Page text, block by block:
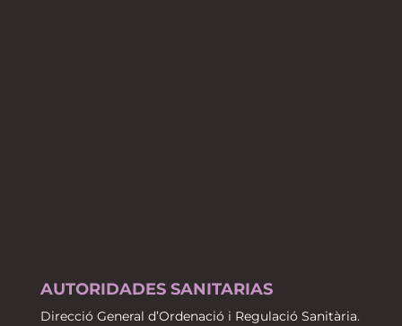
AUTORIDADES SANITARIAS
Direcció General d’Ordenació i Regulació Sanitària.